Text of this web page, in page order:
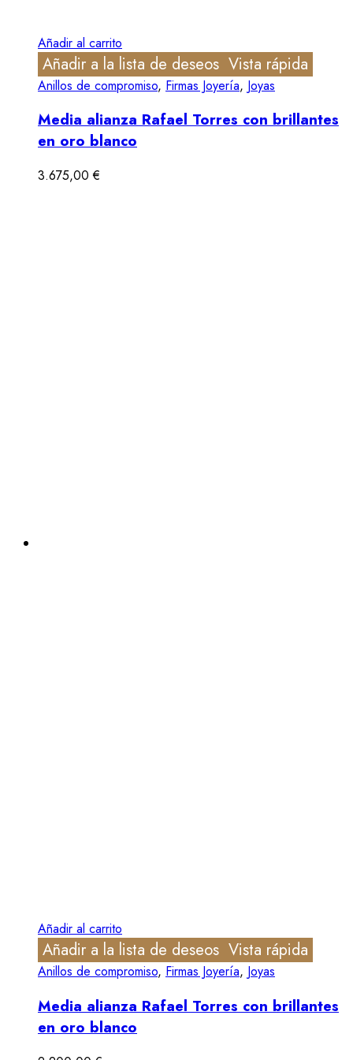
Añadir al carrito
Añadir a la lista de deseos Vista rápida
Anillos de compromiso, Firmas Joyería, Joyas
Media alianza Rafael Torres con brillantes
en oro blanco
3.675,00€
Añadir al carrito
Añadir a la lista de deseos Vista rápida
Anillos de compromiso, Firmas Joyería, Joyas
Media alianza Rafael Torres con brillantes
en oro blanco